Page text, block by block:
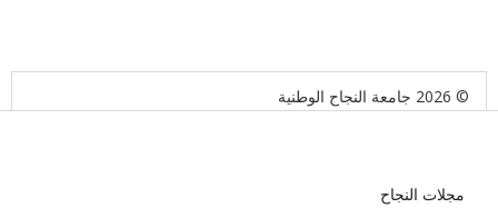
© 2026 جامعة النجاح الوطنية
مجلات النجاح